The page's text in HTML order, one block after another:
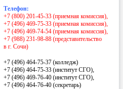
Телефон:
+7 (800) 201-45-33 (приемная комиссия),
+7 (496) 469-75-33 (приемная комиссия),
+7 (496) 469-74-54 (приемная комиссия),
+7 (988) 231-98-88 (представительство
в г. Сочи)
+7 (496) 464-75-37 (колледж)
+7 (496) 464-75-33 (институт СГО),
+7 (496) 469-76-40 (институт СГО),
+7 (496) 464-76-40 (секретарь)